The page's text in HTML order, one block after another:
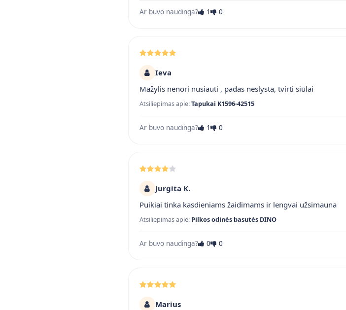
Ar buvo naudinga? 1 0
Ieva
Mažylis nenori nusiauti , padas neslysta, tvirti siūlai
Atsiliepimas apie:Tapukai K1596-42515
Ar buvo naudinga? 1 0
Jurgita K.
Puikiai tinka kasdieniams žaidimams ir lengvai užsimauna
Atsiliepimas apie: Pilkos odinės basutės DINO
Ar buvo naudinga? 0 0
Marius